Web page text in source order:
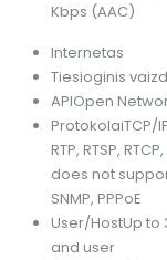
Kbps (AAC)
Internetas
Tiesioginis
APIOpen
ProtokolaiTCP/
RTP, RTSP,
does not
SNMP, PPPoE
User/HostUp to
and user